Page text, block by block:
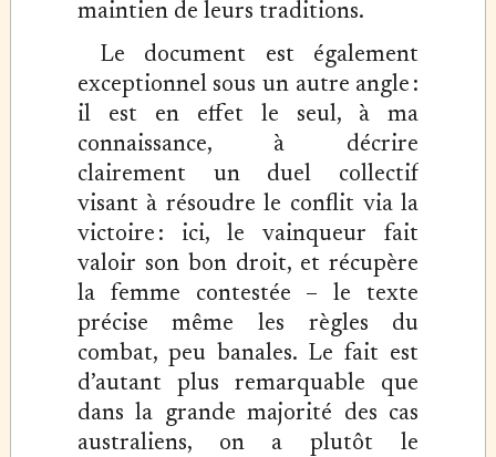
maintien de leurs traditions.
Le document est également
exceptionnel sous un autre angle :
il est en effet le seul, à ma
connaissance, à décrire
clairement un duel collectif
visant à résoudre le conflit via la
victoire : ici, le vainqueur fait
valoir son bon droit, et récupère
la femme contestée – le texte
précise même les règles du
combat, peu banales. Le fait est
d’autant plus remarquable que
dans la grande majorité des cas
australiens, on a plutôt le